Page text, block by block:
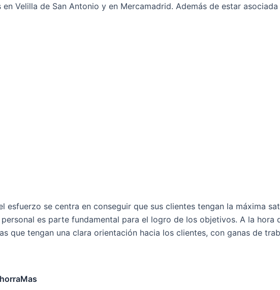
Velilla de San Antonio y en Mercamadrid. Además de estar
esfuerzo se centra en conseguir que sus clientes tengan la máxima
es parte fundamental para el logro de los objetivos. A la hora
que tengan una clara orientación hacia los clientes, con ganas de